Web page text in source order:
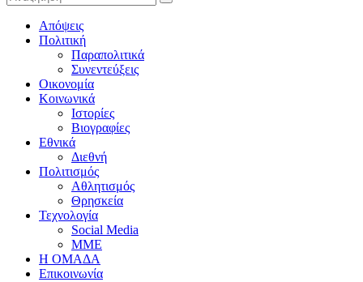
Απόψεις
Πολιτική
Παραπολιτικά
Συνεντεύξεις
Οικονομία
Κοινωνικά
Ιστορίες
Βιογραφίες
Εθνικά
Διεθνή
Πολιτισμός
Αθλητισμός
Θρησκεία
Τεχνολογία
Social Media
ΜΜΕ
Η ΟΜΑΔΑ
Επικοινωνία